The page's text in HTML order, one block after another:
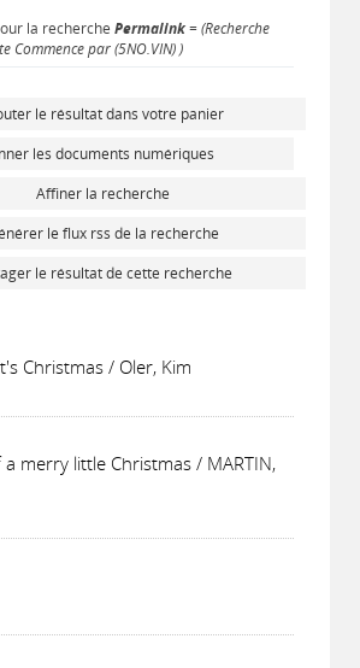
la recherche Permalink= (Recherche
Commence par (5NO.VIN) )
le résultat dans votre panier
les documents numériques
Affiner la recherche
le flux rss de la recherche
le résultat de cette recherche
Christmas / Oler, Kim
merry little Christmas / MARTIN,